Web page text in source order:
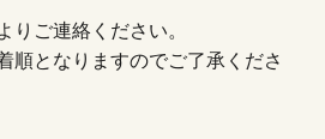
りご連絡ください。
順となりますのでご了承くださ